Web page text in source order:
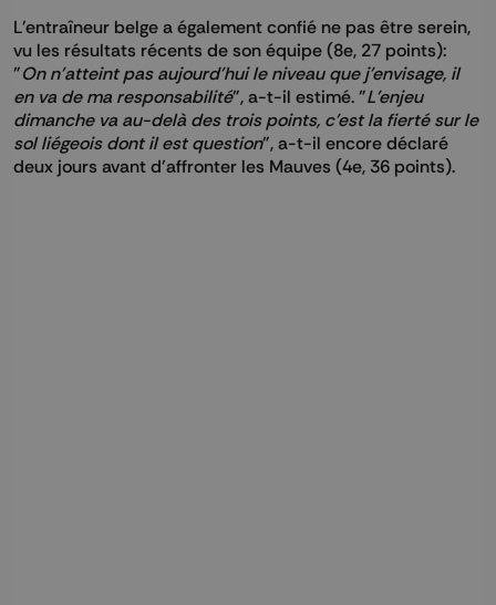
L'entraîneur belge a également confié ne pas être serein,
vu les résultats récents de son équipe (8e, 27 points):
"On n'atteint pas aujourd'hui le niveau que j'envisage, il
en va de ma responsabilité", a-t-il estimé. "L'enjeu
dimanche va au-delà des trois points, c'est la fierté sur le
sol liégeois dont il est question", a-t-il encore déclaré
deux jours avant d'affronter les Mauves (4e, 36 points).